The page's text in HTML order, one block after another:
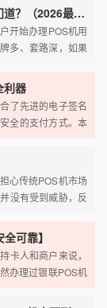
个人办理POS机有哪些注意事项和门道？（2026最新避坑指南）
开始办理POS机用
多、套路深，如果
规、安全、费率稳
利器
了先进的电子签名
全的支付方式。本
心传统POS机市场
没有受到威胁，反
可靠】
卡人和商户来说，
办理过银联POS机
出的POS机往往提